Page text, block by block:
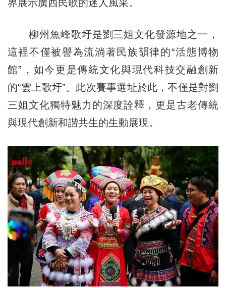
界展示廣西民歌的迷人風采。
柳州魚峰歌圩是劉三姐文化發源地之一，
這裡不僅被譽為流淌著民族韻律的“活態博物
館”，如今更是傳統文化與現代科技交融創新
的“雲上歌圩”。此次賽事選址於此，不僅是對劉
三姐文化獨特魅力的深度詮釋，更是古老傳統
與現代創新和諧共生的生動展現。